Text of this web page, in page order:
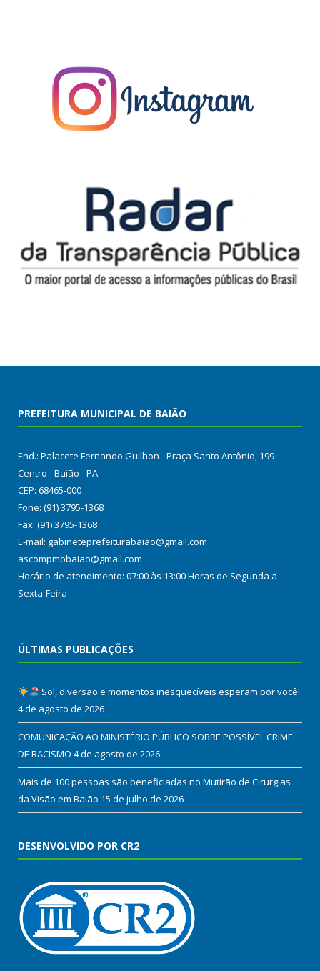
PREFEITURA MUNICIPAL DE BAIÃO
End.: Palacete Fernando Guilhon - Praça Santo Antônio, 199
Centro - Baião - PA
CEP: 68465-000
Fone: (91) 3795-1368
Fax: (91) 3795-1368
E-mail: gabineteprefeiturabaiao@gmail.com
ascompmbbaiao@gmail.com
Horário de atendimento: 07:00 às 13:00 Horas de Segunda a
Sexta-Feira
ÚLTIMAS PUBLICAÇÕES
Sol, diversão e momentos inesquecíveis esperam por você!
4 de agosto de 2026
COMUNICAÇÃO AO MINISTÉRIO PÚBLICO SOBRE POSSÍVEL CRIME
DE RACISMO 4 de agosto de 2026
Mais de 100 pessoas são beneficiadas no Mutirão de Cirurgias
da Visão em Baião 15 de julho de 2026
DESENVOLVIDO POR CR2